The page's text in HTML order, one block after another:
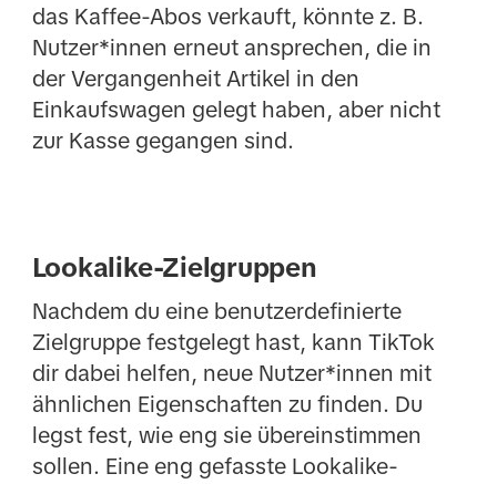
das Kaffee-Abos verkauft, könnte z. B.
Nutzer*innen erneut ansprechen, die in
der Vergangenheit Artikel in den
Einkaufswagen gelegt haben, aber nicht
zur Kasse gegangen sind.
Lookalike-Zielgruppen
Nachdem du eine benutzerdefinierte
Zielgruppe festgelegt hast, kann TikTok
dir dabei helfen, neue Nutzer*innen mit
ähnlichen Eigenschaften zu finden. Du
legst fest, wie eng sie übereinstimmen
sollen. Eine eng gefasste Lookalike-